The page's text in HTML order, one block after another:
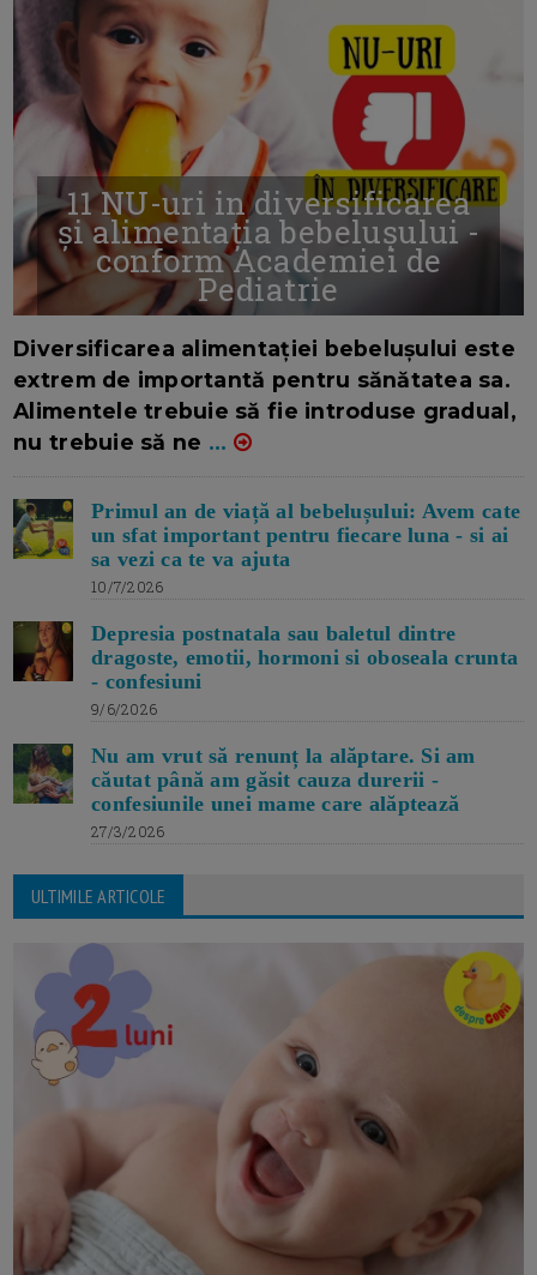
11 NU-uri in diversificarea
și alimentația bebelușului -
conform Academiei de
Pediatrie
Diversificarea alimentației bebelușului este
extrem de importantă pentru sănătatea sa.
Alimentele trebuie să fie introduse gradual,
nu trebuie să ne ...
Primul an de viață al bebelușului: Avem cate
un sfat important pentru fiecare luna - si ai
sa vezi ca te va ajuta
10/7/2026
Depresia postnatala sau baletul dintre
dragoste, emotii, hormoni si oboseala crunta
- confesiuni
9/6/2026
Nu am vrut să renunț la alăptare. Si am
căutat până am găsit cauza durerii -
confesiunile unei mame care alăptează
27/3/2026
ULTIMILE ARTICOLE